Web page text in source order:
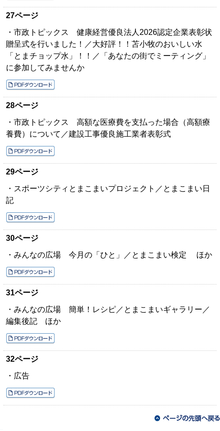
27ページ
・市政トピックス 健康経営優良法人2026認定企業表彰状
贈呈式を行いました！／大好評！！苫小牧のおいしい水
「とまチョップ水」！！／「あなたの街でミーティング」
に参加してみませんか
28ページ
・市政トピックス 高額な医療費を支払った場合（高額療
養費）について／建設工事優良施工業者表彰式
29ページ
・スポーツシティとまこまいプロジェクト／とまこまい日
記
30ページ
・みんなの広場 今月の「ひと」／とまこまい検定 ほか
31ページ
・みんなの広場 簡単！レシピ／とまこまいギャラリー／
編集後記 ほか
32ページ
・広告